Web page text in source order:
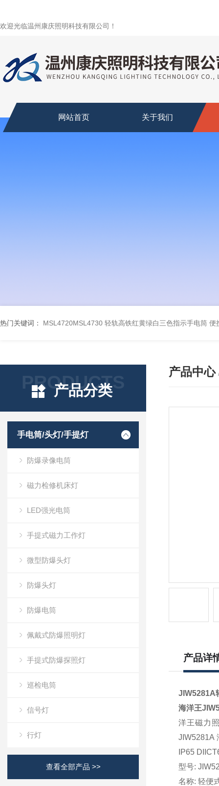
欢迎光临温州康庆照明科技有限公司！
网站首页 关于我们
热门关键词： MSL4720MSL4730 轻轨高铁红黄绿白三色指示手电筒 便
PRODUCTS
产品分类
手电筒/头灯/手提灯
防爆录像电筒
磁力检修机床灯
LED强光电筒
手提式磁力工作灯
微型防爆头灯
防爆头灯
防爆电筒
佩戴式防爆照明灯
手提式防爆探照灯
巡检电筒
信号灯
行灯
查看全部产品 >>
产品中心
产品详
JIW5281A
海洋王
洋王磁力
JIW5281A
IP65
型号:
名称: 轻便